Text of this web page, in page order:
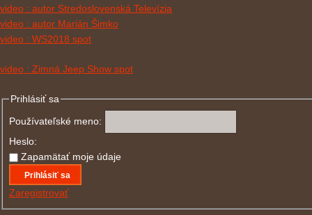
video : autor Stredoslovenská Televízia
video : autor Marián Šimko
video : WS2018 spot
video : Zimná Jeep Show spot
Prihlásiť sa
Používateľské meno:
Heslo:
Zapamätať moje údaje
Prihlásiť sa
Zaregistrovať